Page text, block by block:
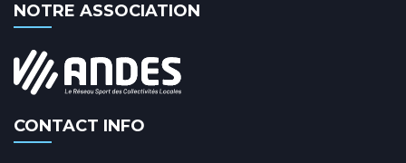
NOTRE ASSOCIATION
CONTACT INFO